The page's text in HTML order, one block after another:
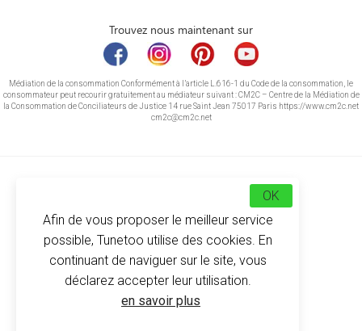
Trouvez nous maintenant sur
Médiation de la consommation Conformément à l’article L.616-1 du Code de la consommation, le
consommateur peut recourir gratuitement au médiateur suivant : CM2C – Centre de la Médiation de
la Consommation de Conciliateurs de Justice 14 rue Saint Jean 75017 Paris https://www.cm2c.net
cm2c@cm2c.net
© Copyright 2026 -Tunetoo
Afin de vous proposer le meilleur service
possible, Tunetoo utilise des cookies. En
continuant de naviguer sur le site, vous
déclarez accepter leur utilisation.
en savoir plus
OK